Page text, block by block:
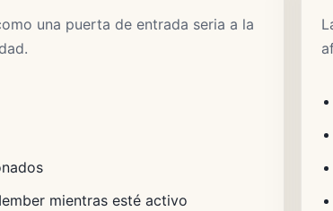
una puerta de entrada seria a la
mientras esté activo